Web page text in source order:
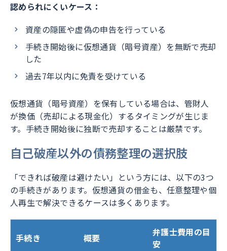
認められにくいケース：
資産の隠匿や虚偽の申告を行っている
手続き開始後に仮想通貨（暗号資産）を無断で売却
した
過去7年以内に免責を受けている
仮想通貨（暗号資産）を保有している場合は、管財人
が換価（売却による現金化）するタイミングが生じま
す。手続き開始後に独断で売却することは厳禁です。
自己破産以外の債務整理の選択肢
「できれば破産は避けたい」という方には、以下の3つ
の手続きがあります。仮想通貨の借金も、任意整理や個
人再生で解決できるケースは多くあります。
手続き 概要
弁護士費用の目
安